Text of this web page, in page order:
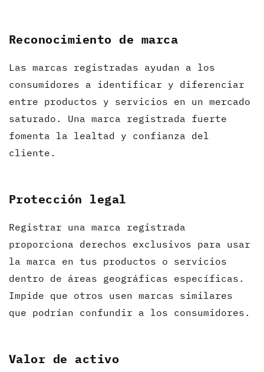
Reconocimiento de marca
Las marcas registradas ayudan a los
consumidores a identificar y diferenciar
entre productos y servicios en un mercado
saturado. Una marca registrada fuerte
fomenta la lealtad y confianza del
cliente.
Protección legal
Registrar una marca registrada
proporciona derechos exclusivos para usar
la marca en tus productos o servicios
dentro de áreas geográficas específicas.
Impide que otros usen marcas similares
que podrían confundir a los consumidores.
Valor de activo